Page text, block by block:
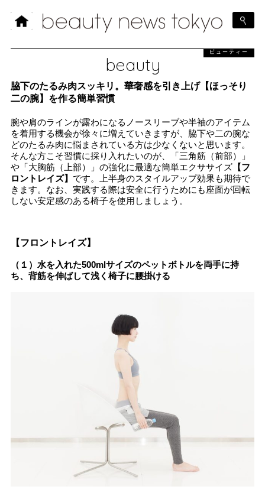
beauty
ビューティー
脇下のたるみ肉スッキリ。華奢感を引き上げ【ほっそり
二の腕】を作る簡単習慣
腕や肩のラインが露わになるノースリーブや半袖のアイテム
を着用する機会が徐々に増えていきますが、脇下や二の腕な
どのたるみ肉に悩まされている方は少なくないと思います。
そんな方こそ習慣に採り入れたいのが、「三角筋（前部）」
や「大胸筋（上部）」の強化に最適な簡単エクササイズ 【フ
ロントレイズ】 です。上半身のスタイルアップ効果も期待で
きます。なお、実践する際は安全に行うためにも座面が回転
しない安定感のある椅子を使用しましょう。
【フロントレイズ】
（１）水を入れた500mlサイズのペットボトルを両手に持
ち、背筋を伸ばして浅く椅子に腰掛ける